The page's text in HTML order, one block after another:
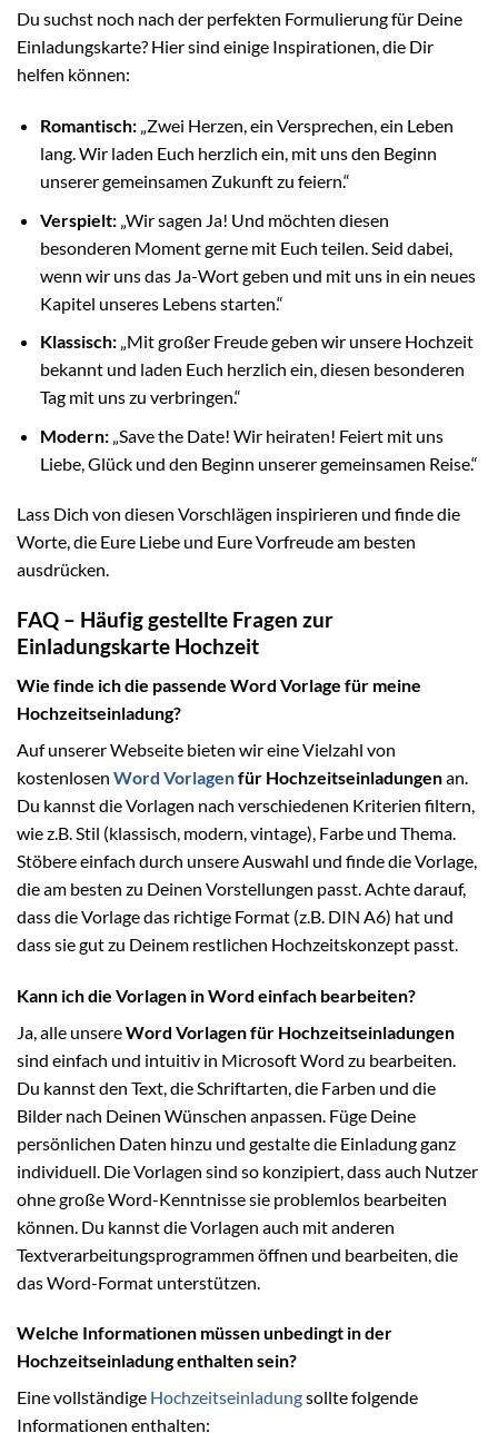
Du suchst noch nach der perfekten Formulierung für Deine
Einladungskarte? Hier sind einige Inspirationen, die Dir
helfen können:
Romantisch:„Zwei Herzen, ein Versprechen, ein Leben
lang. Wir laden Euch herzlich ein, mit uns den Beginn
unserer gemeinsamen Zukunft zu feiern.“
Verspielt:„Wir sagen Ja! Und möchten diesen
besonderen Moment gerne mit Euch teilen. Seid dabei,
wenn wir uns das Ja-Wort geben und mit uns in ein neues
Kapitel unseres Lebens starten.“
Klassisch:„Mit großer Freude geben wir unsere Hochzeit
bekannt und laden Euch herzlich ein, diesen besonderen
Tag mit uns zu verbringen.“
Modern:„Save the Date! Wir heiraten! Feiert mit uns
Liebe, Glück und den Beginn unserer gemeinsamen Reise.“
Lass Dich von diesen Vorschlägen inspirieren und finde die
Worte, die Eure Liebe und Eure Vorfreude am besten
ausdrücken.
FAQ – Häufig gestellte Fragen zur
Einladungskarte Hochzeit
Wie finde ich die passende Word Vorlage für meine
Hochzeitseinladung?
Auf unserer Webseite bieten wir eine Vielzahl von
kostenlosen Word Vorlagenfür Hochzeitseinladungenan.
Du kannst die Vorlagen nach verschiedenen Kriterien filtern,
wie z.B. Stil (klassisch, modern, vintage), Farbe und Thema.
Stöbere einfach durch unsere Auswahl und finde die Vorlage,
die am besten zu Deinen Vorstellungen passt. Achte darauf,
dass die Vorlage das richtige Format (z.B. DIN A6) hat und
dass sie gut zu Deinem restlichen Hochzeitskonzept passt.
Kann ich die Vorlagen in Word einfach bearbeiten?
Ja, alle unsereWord Vorlagen für Hochzeitseinladungen
sind einfach und intuitiv in Microsoft Word zu bearbeiten.
Du kannst den Text, die Schriftarten, die Farben und die
Bilder nach Deinen Wünschen anpassen. Füge Deine
persönlichen Daten hinzu und gestalte die Einladung ganz
individuell. Die Vorlagen sind so konzipiert, dass auch Nutzer
ohne große Word-Kenntnisse sie problemlos bearbeiten
können. Du kannst die Vorlagen auch mit anderen
Textverarbeitungsprogrammen öffnen und bearbeiten, die
das Word-Format unterstützen.
Welche Informationen müssen unbedingt in der
Hochzeitseinladung enthalten sein?
Eine vollständige Hochzeitseinladungsollte folgende
Informationen enthalten: